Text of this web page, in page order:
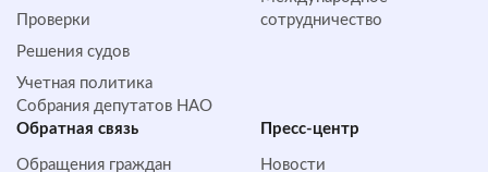
Проверки
Решения судов
Учетная политика
Собрания депутатов НАО
сотрудничество
Обратная cвязь
Обращения граждан
Пресс-центр
Новости